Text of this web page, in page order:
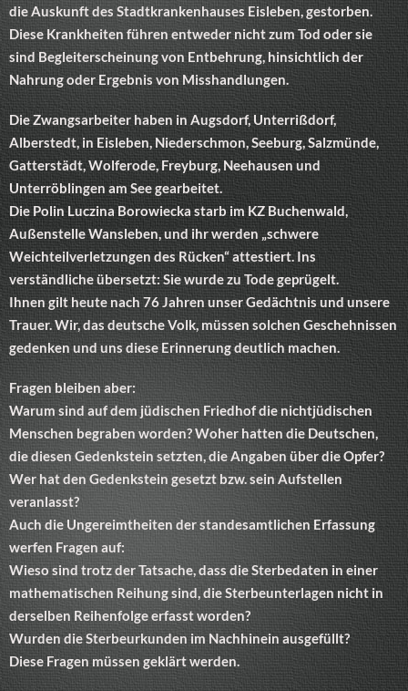
die Auskunft des Stadtkrankenhauses Eisleben, gestorben.
Diese Krankheiten führen entweder nicht zum Tod oder sie
sind Begleiterscheinung von Entbehrung, hinsichtlich der
Nahrung oder Ergebnis von Misshandlungen.
Die Zwangsarbeiter haben in Augsdorf, Unterrißdorf,
Alberstedt, in Eisleben, Niederschmon, Seeburg, Salzmünde,
Gatterstädt, Wolferode, Freyburg, Neehausen und
Unterröblingen am See gearbeitet.
Die Polin Luczina Borowiecka starb im KZ Buchenwald,
Außenstelle Wansleben, und ihr werden „schwere
Weichteilverletzungen des Rücken“ attestiert. Ins
verständliche übersetzt: Sie wurde zu Tode geprügelt.
Ihnen gilt heute nach 76 Jahren unser Gedächtnis und unsere
Trauer. Wir, das deutsche Volk, müssen solchen Geschehnissen
gedenken und uns diese Erinnerung deutlich machen.
Fragen bleiben aber:
Warum sind auf dem jüdischen Friedhof die nichtjüdischen
Menschen begraben worden? Woher hatten die Deutschen,
die diesen Gedenkstein setzten, die Angaben über die Opfer?
Wer hat den Gedenkstein gesetzt bzw. sein Aufstellen
veranlasst?
Auch die Ungereimtheiten der standesamtlichen Erfassung
werfen Fragen auf:
Wieso sind trotz der Tatsache, dass die Sterbedaten in einer
mathematischen Reihung sind, die Sterbeunterlagen nicht in
derselben Reihenfolge erfasst worden?
Wurden die Sterbeurkunden im Nachhinein ausgefüllt?
Diese Fragen müssen geklärt werden.